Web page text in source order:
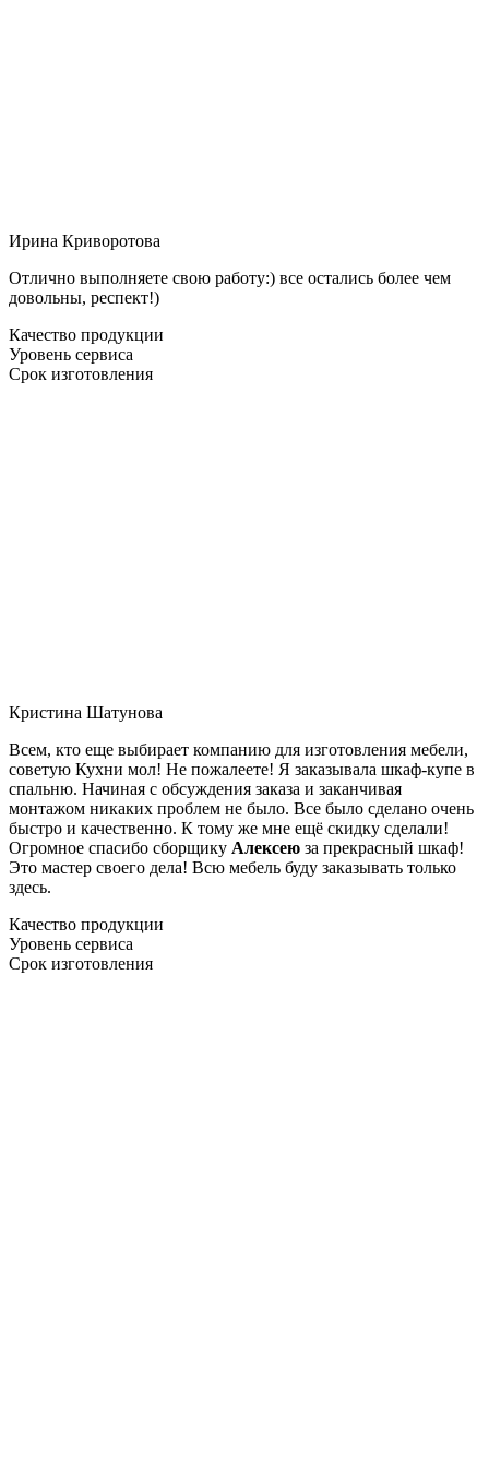
Ирина Криворотова
Отлично выполняете свою работу:) все остались более чем
довольны, респект!)
Качество продукции
Уровень сервиса
Срок изготовления
Кристина Шатунова
Всем, кто еще выбирает компанию для изготовления мебели,
советую Кухни мол! Не пожалеете! Я заказывала шкаф-купе в
спальню. Начиная с обсуждения заказа и заканчивая
монтажом никаких проблем не было. Все было сделано очень
быстро и качественно. К тому же мне ещё скидку сделали!
Огромное спасибо сборщику Алексею за прекрасный шкаф!
Это мастер своего дела! Всю мебель буду заказывать только
здесь.
Качество продукции
Уровень сервиса
Срок изготовления